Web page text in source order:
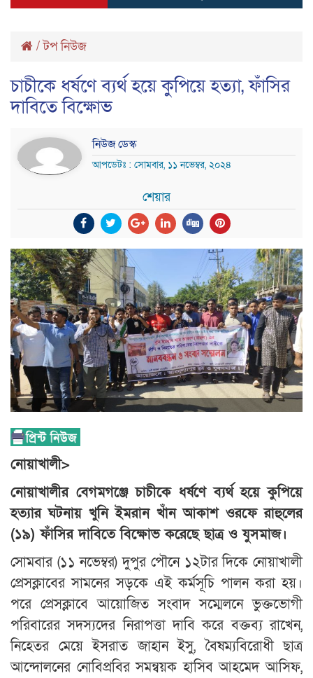
/টপ নিউজ
চাচীকে ধর্ষণে ব্যর্থ হয়ে কুপিয়ে হত্যা, ফাঁসির
দাবিতে বিক্ষোভ
নিউজ ডেস্ক
আপডেটঃ : সোমবার, ১১ নভেম্বর, ২০২৪
শেয়ার
নোয়াখালী>
নোয়াখালীর বেগমগঞ্জে চাচীকে ধর্ষণে ব্যর্থ হয়ে কুপিয়ে
হত্যার ঘটনায় খুনি ইমরান খাঁন আকাশ ওরফে রাহুলের
(১৯) ফাঁসির দাবিতে বিক্ষোভ করেছে ছাত্র ও যুসমাজ।
সোমবার (১১ নভেম্বর) দুপুর পৌনে ১২টার দিকে নোয়াখালী
প্রেসক্লাবের সামনের সড়কে এই কর্মসূচি পালন করা হয়।
পরে প্রেসক্লাবে আয়োজিত সংবাদ সম্মেলনে ভুক্তভোগী
পরিবারের সদস্যদের নিরাপত্তা দাবি করে বক্তব্য রাখেন,
নিহেতর মেয়ে ইসরাত জাহান ইসু, বৈষম্যবিরোধী ছাত্র
আন্দোলনের নোবিপ্রবির সমন্বয়ক হাসিব আহমেদ আসিফ,